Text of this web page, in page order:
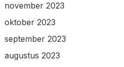
november 2023
oktober 2023
september 2023
augustus 2023